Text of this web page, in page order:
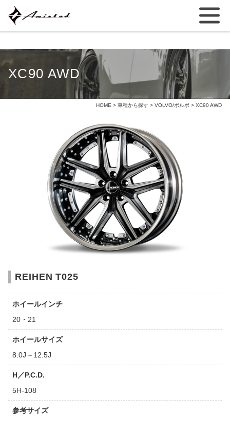
XC90 AWD
HOME > 車種から探す > VOLVO/ボルボ > XC90 AWD
REIHEN T025
ホイールインチ
20・21
ホイールサイズ
8.0J～12.5J
H／P.C.D.
5H-108
参考サイズ